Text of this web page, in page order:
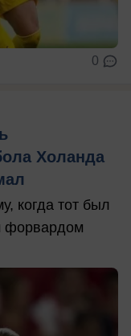
0
Холанда
когда тот был
форвардом